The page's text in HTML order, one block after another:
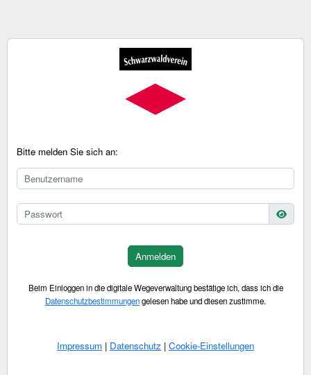
Bitte melden Sie sich an:
Anmelden
Beim Einloggen in die digitale Wegeverwaltung bestätige ich, dass ich die
Datenschutzbestimmungengelesen habe und diesen zustimme.
Impressum | Datenschutz | Cookie-Einstellungen